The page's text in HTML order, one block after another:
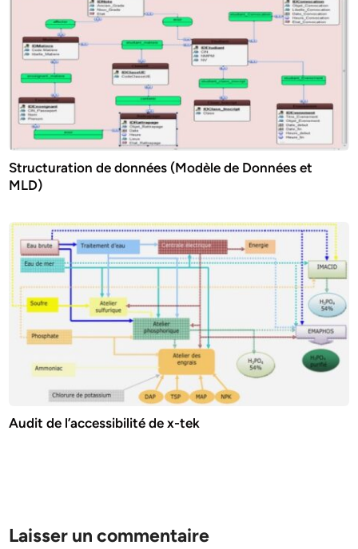
Structuration de données (Modèle de Données et
MLD)
Audit de l’accessibilité de x-tek
Laisser un commentaire